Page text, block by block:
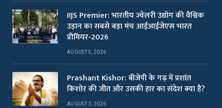
IIJS Premier: भारतीय ज्वेलरी उद्योग की वैश्विक
उड़ान का सबसे बड़ा मंच आईआईजेएस भारत
प्रीमियर-2026
AUGUST 5, 2026
Prashant Kishor: बीजेपी के गढ़ में प्रशांत
किशोर की जीत और उसकी हार का संदेश क्या है?
AUGUST 3, 2026